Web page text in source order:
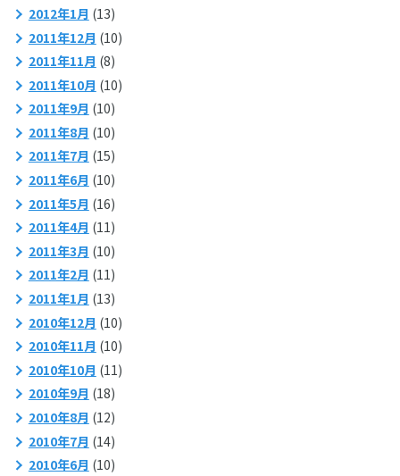
2012年1月 (13)
2011年12月 (10)
2011年11月 (8)
2011年10月 (10)
2011年9月 (10)
2011年8月 (10)
2011年7月 (15)
2011年6月 (10)
2011年5月 (16)
2011年4月 (11)
2011年3月 (10)
2011年2月 (11)
2011年1月 (13)
2010年12月 (10)
2010年11月 (10)
2010年10月 (11)
2010年9月 (18)
2010年8月 (12)
2010年7月 (14)
2010年6月 (10)